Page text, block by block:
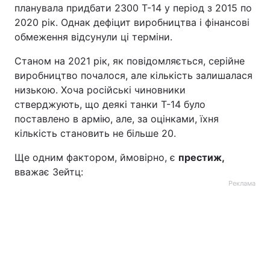
планувала придбати 2300 Т-14 у період з 2015 по
2020 рік. Однак дефіцит виробництва і фінансові
обмеження відсунули ці терміни.
Станом на 2021 рік, як повідомляється, серійне
виробництво почалося, але кількість залишалася
низькою. Хоча російські чиновники
стверджують, що деякі танки Т-14 було
поставлено в армію, але, за оцінками, їхня
кількість становить не більше 20.
Ще одним фактором, ймовірно, є престиж,
вважає Зейтц:
Реклама